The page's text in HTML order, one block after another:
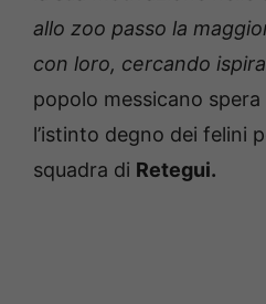
allo zoo passo la
con loro, cercando
popolo messicano
l’istinto degno dei felini
squadra di Retegui.